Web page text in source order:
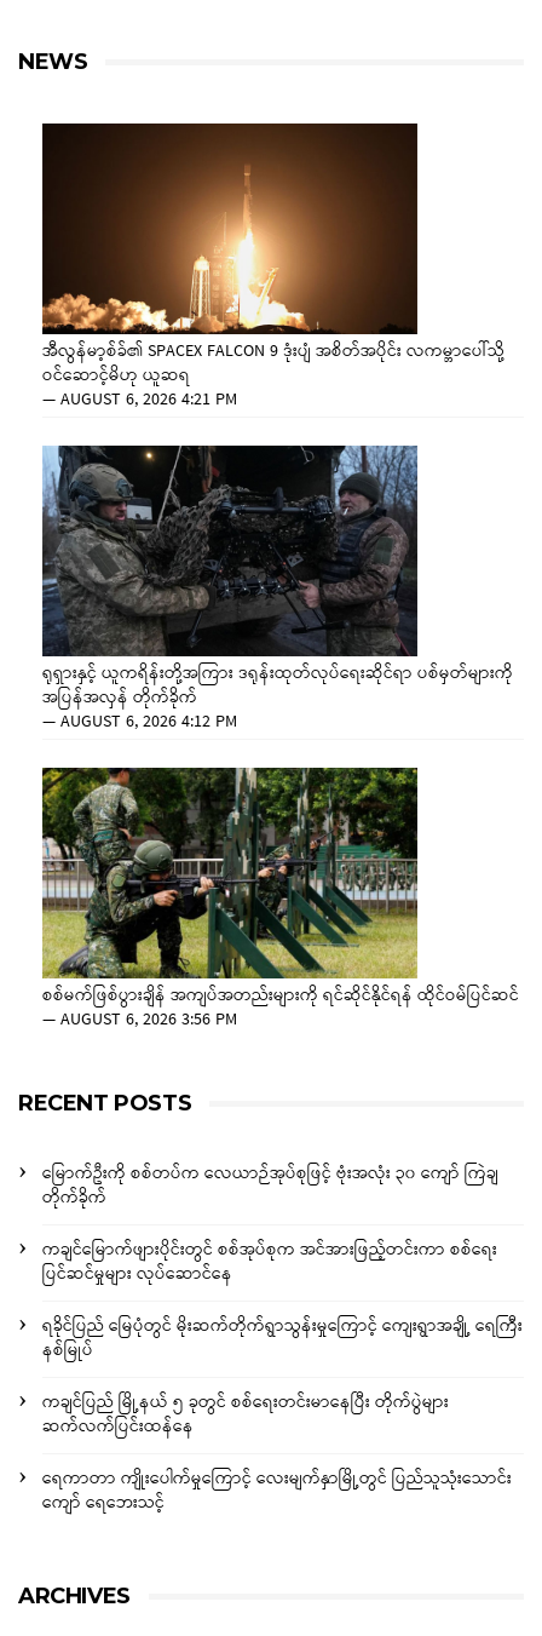
NEWS
အီလွန်မာ့စ်ခ်၏ SPACEX FALCON 9 ဒုံးပျံ အစိတ်အပိုင်း လကမ္ဘာပေါ်သို့
ဝင်ဆောင့်မိဟု ယူဆရ
—AUGUST 6, 2026 4:21 PM
ရုရှားနှင့် ယူကရိန်းတို့အကြား ဒရုန်းထုတ်လုပ်ရေးဆိုင်ရာ ပစ်မှတ်များကို
အပြန်အလှန် တိုက်ခိုက်
—AUGUST 6, 2026 4:12 PM
စစ်မက်ဖြစ်ပွားချိန် အကျပ်အတည်းများကို ရင်ဆိုင်နိုင်ရန် ထိုင်ဝမ်ပြင်ဆင်
—AUGUST 6, 2026 3:56 PM
RECENT POSTS
မြောက်ဦးကို စစ်တပ်က လေယာဉ်အုပ်စုဖြင့် ဗုံးအလုံး ၃၀ ကျော် ကြဲချ
တိုက်ခိုက်
ကချင်မြောက်ဖျားပိုင်းတွင် စစ်အုပ်စုက အင်အားဖြည့်တင်းကာ စစ်ရေး
ပြင်ဆင်မှုများ လုပ်ဆောင်နေ
ရခိုင်ပြည် မြေပုံတွင် မိုးဆက်တိုက်ရွာသွန်းမှုကြောင့် ကျေးရွာအချို့ ရေကြီး
နစ်မြုပ်
ကချင်ပြည် မြို့နယ် ၅ ခုတွင် စစ်ရေးတင်းမာနေပြီး တိုက်ပွဲများ
ဆက်လက်ပြင်းထန်နေ
ရေကာတာ ကျိုးပေါက်မှုကြောင့် လေးမျက်နှာမြို့တွင် ပြည်သူသုံးသောင်း
ကျော် ရေဘေးသင့်
ARCHIVES